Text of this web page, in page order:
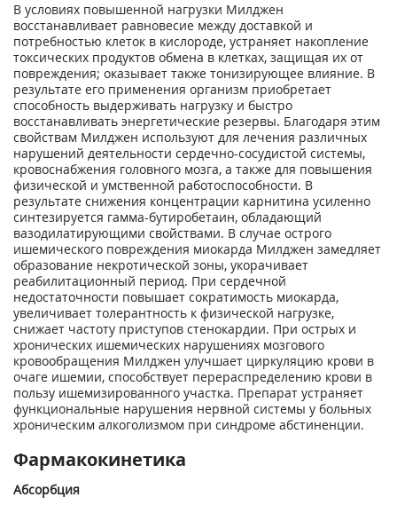
В условиях повышенной нагрузки Милджен
восстанавливает равновесие между доставкой и
потребностью клеток в кислороде, устраняет накопление
токсических продуктов обмена в клетках, защищая их от
повреждения; оказывает также тонизирующее влияние. В
результате его применения организм приобретает
способность выдерживать нагрузку и быстро
восстанавливать энергетические резервы. Благодаря этим
свойствам Милджен используют для лечения различных
нарушений деятельности сердечно-сосудистой системы,
кровоснабжения головного мозга, а также для повышения
физической и умственной работоспособности. В
результате снижения концентрации карнитина усиленно
синтезируется гамма-бутиробетаин, обладающий
вазодилатирующими свойствами. В случае острого
ишемического повреждения миокарда Милджен замедляет
образование некротической зоны, укорачивает
реабилитационный период. При сердечной
недостаточности повышает сократимость миокарда,
увеличивает толерантность к физической нагрузке,
снижает частоту приступов стенокардии. При острых и
хронических ишемических нарушениях мозгового
кровообращения Милджен улучшает циркуляцию крови в
очаге ишемии, способствует перераспределению крови в
пользу ишемизированного участка. Препарат устраняет
функциональные нарушения нервной системы у больных
хроническим алкоголизмом при синдроме абстиненции.
Фармакокинетика
Абсорбция